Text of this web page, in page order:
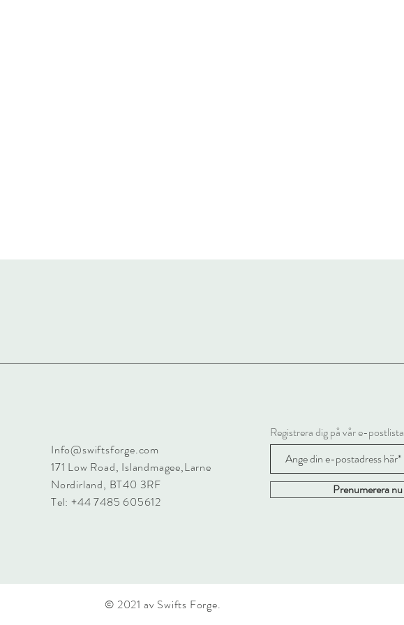
Info@swiftsforge.com
171 Low Road, Islandmagee,Larne
Nordirland, BT40 3RF
Tel: +44 7485 605612
Registrera dig på vår e-postlista
Prenumerera nu
© 2021 av Swifts Forge.